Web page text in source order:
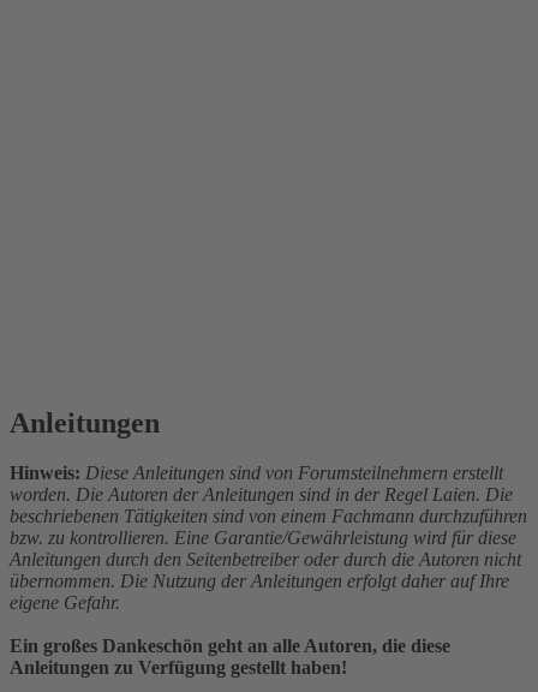
Anleitungen
Hinweis: Diese Anleitungen sind von Forumsteilnehmern erstellt
worden. Die Autoren der Anleitungen sind in der Regel Laien. Die
beschriebenen Tätigkeiten sind von einem Fachmann durchzuführen
bzw. zu kontrollieren. Eine Garantie/Gewährleistung wird für diese
Anleitungen durch den Seitenbetreiber oder durch die Autoren nicht
übernommen. Die Nutzung der Anleitungen erfolgt daher auf Ihre
eigene Gefahr.
Ein großes Dankeschön geht an alle Autoren, die diese
Anleitungen zu Verfügung gestellt haben!